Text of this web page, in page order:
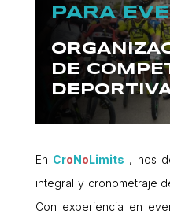
PARA
DE
En CroNoLimits , nos
integral y cronometraje
Con experiencia en